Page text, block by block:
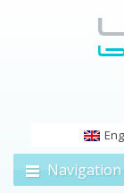
Navigation